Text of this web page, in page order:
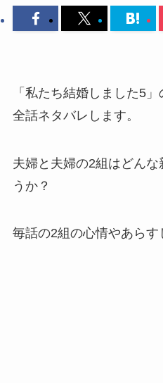
「私たち結婚しました5
全話ネタバレします。
夫婦と夫婦の2組はどんな
うか？
毎話の2組の心情やあらす